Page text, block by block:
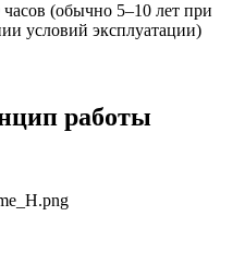
часов (обычно 5–10 лет при
условий эксплуатации)
работы